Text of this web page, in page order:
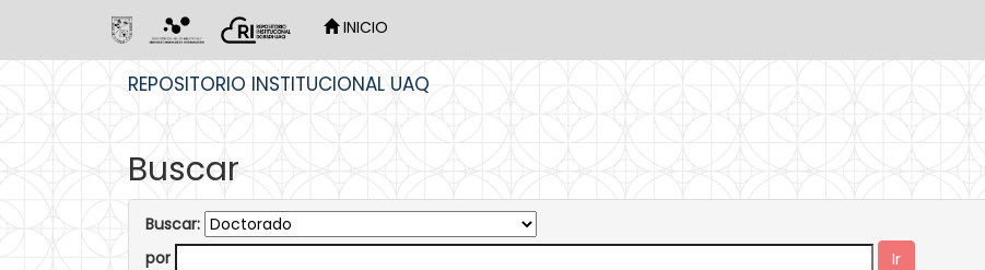
INICIO
REPOSITORIO INSTITUCIONAL UAQ
Buscar
Buscar:
por